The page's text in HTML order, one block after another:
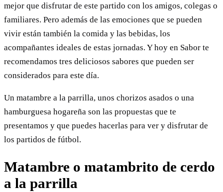
mejor que disfrutar de este partido con los amigos, colegas o
familiares. Pero además de las emociones que se pueden
vivir están también la comida y las bebidas, los
acompañantes ideales de estas jornadas. Y hoy en Sabor te
recomendamos tres deliciosos sabores que pueden ser
considerados para este día.
Un matambre a la parrilla, unos chorizos asados o una
hamburguesa hogareña son las propuestas que te
presentamos y que puedes hacerlas para ver y disfrutar de
los partidos de fútbol.
Matambre o matambrito de cerdo
a la parrilla